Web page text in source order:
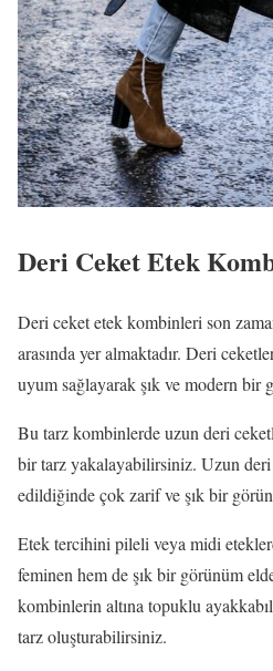
Deri Ceket Etek
Deri ceket etek kombinleri son
arasında yer almaktadır. Deri
uyum sağlayarak şık ve modern bir
Bu tarz kombinlerde uzun deri
bir tarz yakalayabilirsiniz. Uzun
edildiğinde çok zarif ve şık bir
Etek tercihini pileli veya midi
feminen hem de şık bir görünüm
kombinlerin altına topuklu
tarz oluşturabilirsiniz.